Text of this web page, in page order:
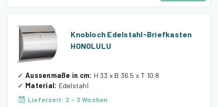
Knobloch Edelstahl-Briefkasten
HONOLULU
✓ Aussenmaße in cm: H 33 x B 36.5 x T 10.8
✓ Material: Edelstahl
Lieferzeit: 2 - 3 Wochen